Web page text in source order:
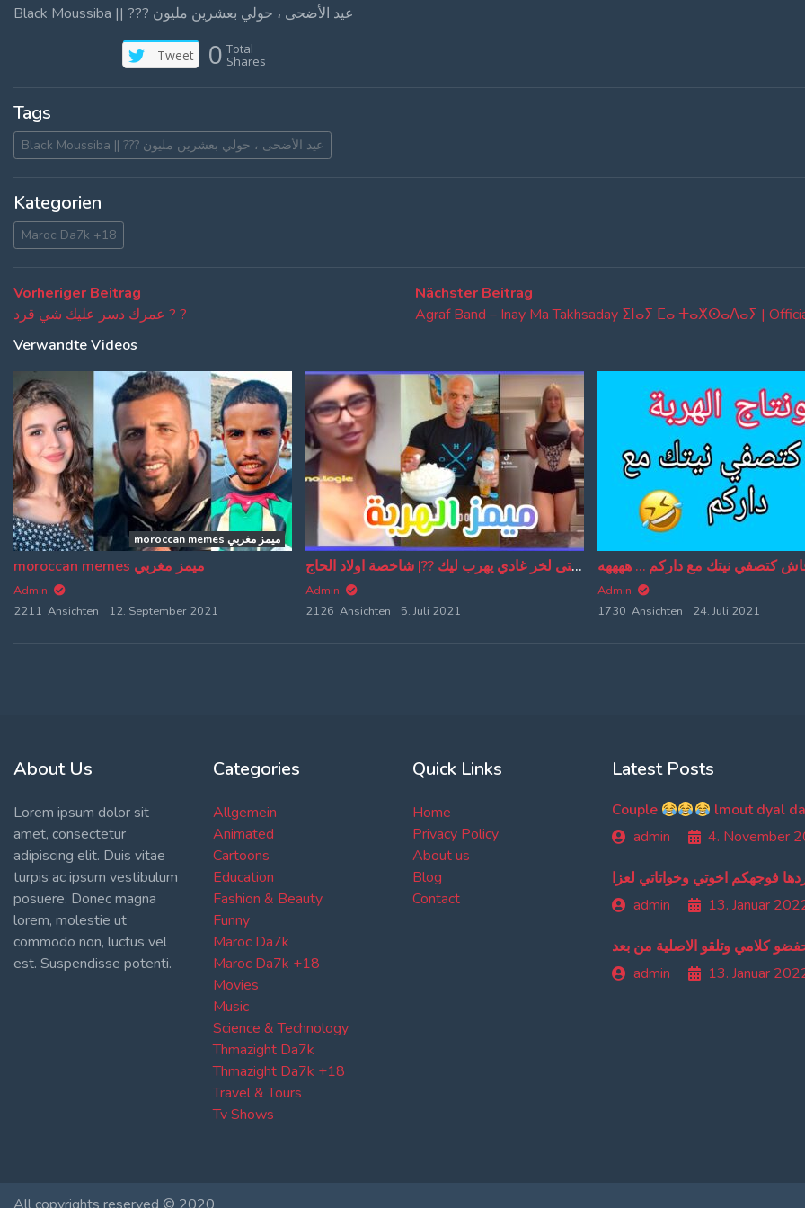
Black Moussiba || ??? عيد الأضحى ، حولي بعشرين مليون
Tweet 0 Total
Shares
Tags
Black Moussiba || ??? عيد الأضحى ، حولي بعشرين مليون
Kategorien
Maroc Da7k +18
Beitragsnavigation
Vorheriger Beitrag
Beitrag:
عمرك دسر عليك شي قرد ? ?
Nächster Beitrag
Beitrag:
Agraf Band – Inay Ma Takhsaday ⵉⵏⴰⵢ ⵎⴰ ⵜⴰⵅⵙⴰⴷⴰⵢ |
Verwandte Videos
moroccan memes ميمز مغربي
moroccan memes ميمز مغربي
Admin
2211 Ansichten
12. September 2021
تفرج حتى لخر غادي يهرب ليك ??| شاخصة اولاد الحاج MOROCCAN MEMES (ميمز مغربي)
Admin
2126 Ansichten
5. Juli 2021
Admin
1730 Ansichten
24. Juli 2021
About Us
Lorem ipsum dolor sit
amet, consectetur
adipiscing elit. Duis vitae
turpis ac ipsum vestibulum
posuere. Donec magna
lorem, molestie ut
commodo non, luctus vel
est. Suspendisse potenti.
Categories
Allgemein
Animated
Cartoons
Education
Fashion & Beauty
Funny
Maroc Da7k
Maroc Da7k +18
Movies
Music
Science & Technology
Thmazight Da7k
Thmazight Da7k +18
Travel & Tours
Tv Shows
Quick Links
Home
Privacy Policy
About us
Blog
Contact
Latest Posts
Couple
admin
4. November
فوجهكم اخوتي وخواتاتي لعزا
admin
13. Januar
كلامي وتلقو الاصلية من بعد
admin
13. Januar